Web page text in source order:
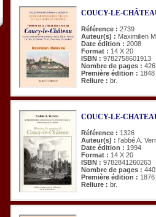
COUCY-LE-
Référence : 2739
Auteur(s) : Maximilien
Date édition : 2008
Format : 14 X 20
ISBN : 9782758601913
Nombre de pages : 426
Première édition : 1848
Reliure : br.
COUCY-LE-
Référence : 1326
Auteur(s) : l'abbé A.
Date édition : 1994
Format : 14 X 20
ISBN : 9782841260263
Nombre de pages : 440
Première édition : 1876
Reliure : br.